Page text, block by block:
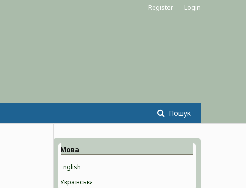
Пошук
Register Login
Мова
English
Українська